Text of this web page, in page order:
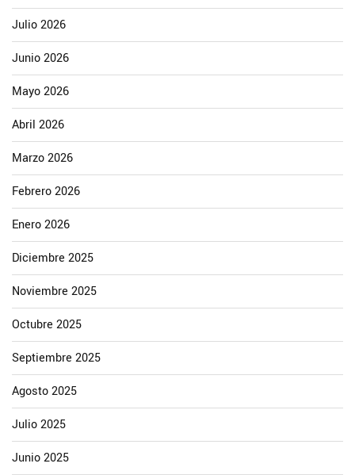
Julio 2026
Junio 2026
Mayo 2026
Abril 2026
Marzo 2026
Febrero 2026
Enero 2026
Diciembre 2025
Noviembre 2025
Octubre 2025
Septiembre 2025
Agosto 2025
Julio 2025
Junio 2025